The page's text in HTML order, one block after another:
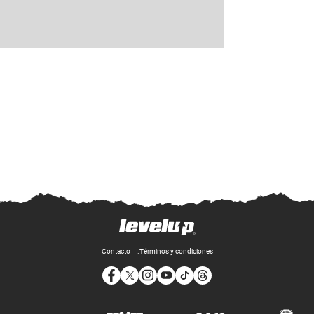
Contacto Términos y condiciones
Opens in new window
Opens in new window
Opens in new window
Opens in new window
Opens in new window
Opens in new window